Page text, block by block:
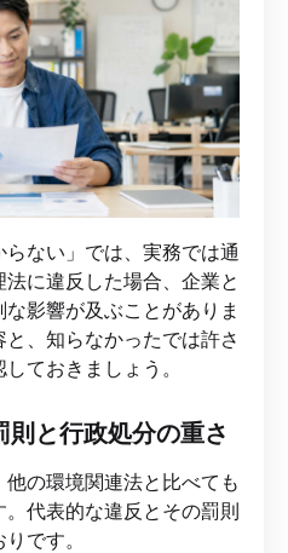
らない」では、実務では通
に違反した場合、企業と
影響が及ぶことがありま
、知らなかったでは許さ
ておきましょう。
と行政処分の重さ
の環境関連法と比べても
代表的な違反とその罰則
です。